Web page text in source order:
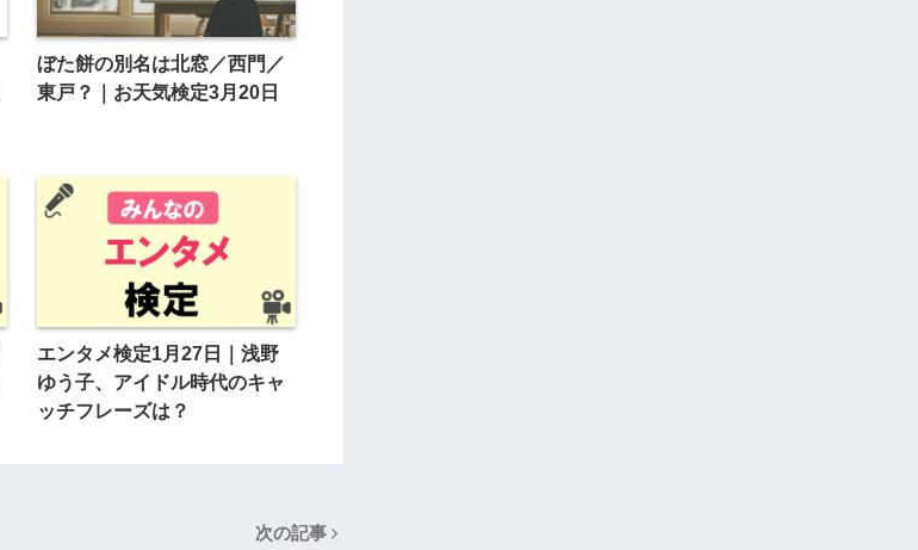
ぼた餅の別名は北窓／西門／
東戸？｜お天気検定3月20日
エンタメ検定1月27日｜浅野
ゆう子、アイドル時代のキャ
ッチフレーズは？
次の記事